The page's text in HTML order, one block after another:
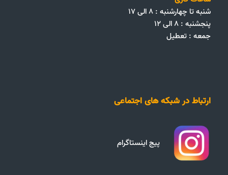
شنبه تا چهارشنبه : ۸ الی ۱۷
پنجشنبه : ۸ الی ۱۲
جمعه‌ :‌ تعطیل
ارتباط در شبکه های اجتماعی
پیج اینستاگرام